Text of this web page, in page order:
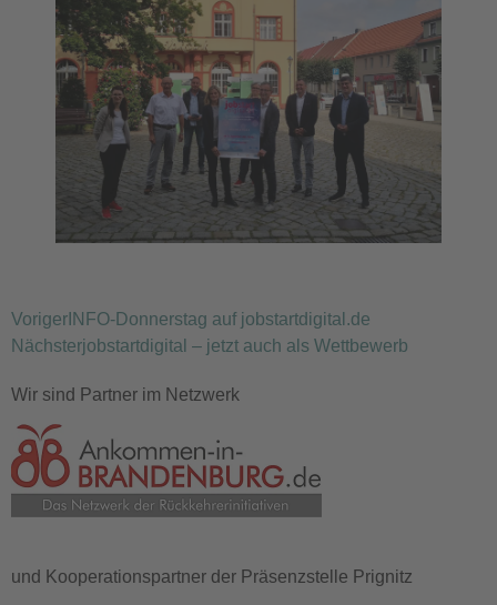
Voriger INFO-Donnerstag auf jobstartdigital.de
Nächsterjobstartdigital – jetzt auch als Wettbewerb
Wir sind Partner im Netzwerk
und Kooperationspartner der Präsenzstelle Prignitz